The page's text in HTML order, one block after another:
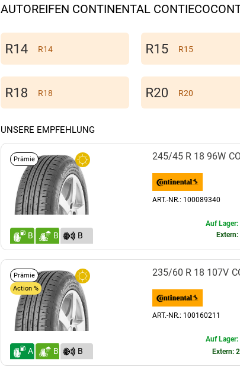
AUTOREIFEN CONTINENTAL
R14 R15
R18 R20
UNSERE EMPFEHLUNG
Prämie
B B
B
(71)
245/45 R 18 96W
ART.-NR.: 100089340
Auf
Prämie
Action %
A B
B
235/60 R 18 107V
ART.-NR.: 100160211
Auf
Extern: